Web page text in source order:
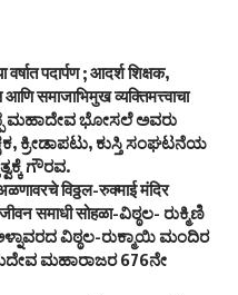
पदार्पण ; आदर्श शिक्षक,
समाजाभिमुख व्यक्तिमत्त्वाचा
ಮಹಾದೇವ ಭೋಸಲೆ ಅವರು
ಕ್ರೀಡಾಪಟು, ಕುಸ್ತಿ ಸಂಘಟನೆಯ
ಗೌರವ.
अळणावरचे विठ्ठल-रुक्माई मंदिर
समाधी सोहळा-ವಿಠ್ಠಲ- ರುಕ್ಮಿಣಿ
ವಿಠ್ಠಲ-ರುಕ್ಮಾಯಿ ಮಂದಿರ
ಮಹಾರಾಜರ 676ನೇ